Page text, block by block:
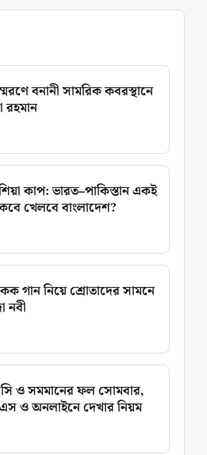
বনানী সামরিক কবরস্থানে
রহমান
কাপ: ভারত–পাকিস্তান একই
খেলবে বাংলাদেশ?
গান নিয়ে শ্রোতাদের সামনে
নবী
ও সমমানের ফল সোমবার,
ও অনলাইনে দেখার নিয়ম